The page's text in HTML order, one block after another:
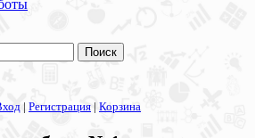
| Регистрация | Корзина